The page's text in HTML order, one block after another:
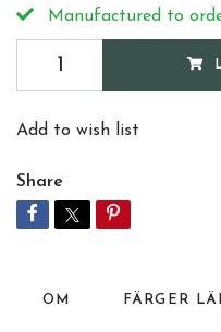
Manufactured to
Add to wish list
Share
OM FÄRGER